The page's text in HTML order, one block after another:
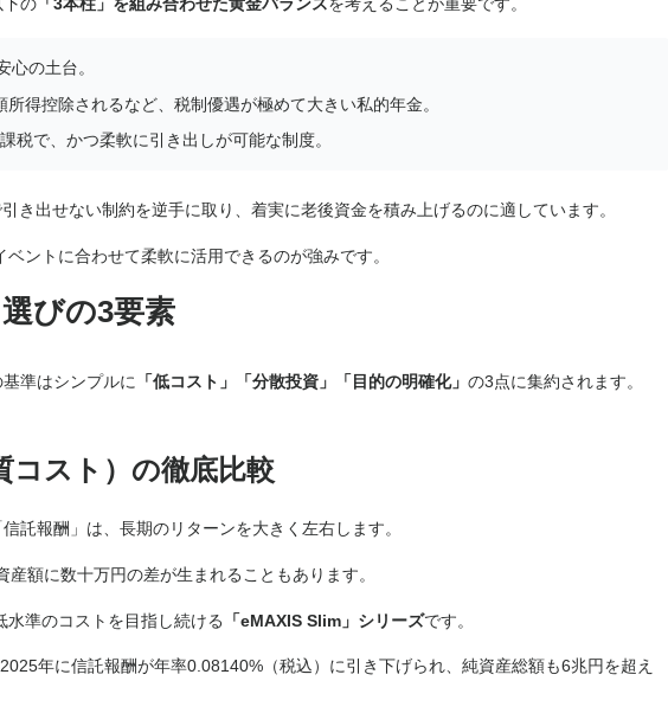
の土台。
得控除されるなど、税制優遇が極めて大きい私的年金。
税で、かつ柔軟に引き出しが可能な制度。
き出せない制約を逆手に取り、着実に老後資金を積み上げるのに適しています。
ントに合わせて柔軟に活用できるのが強みです。
びの3要素
準はシンプルに 「低コスト」「分散投資」「目的の明確化」 の3点に集約されます。
スト）の徹底比較
託報酬」は、長期のリターンを大きく左右します。
額に数十万円の差が生まれることもあります。
準のコストを目指し続ける 「eMAXIS Slim」シリーズです。
年に信託報酬が年率0.08140%（税込）に引き下げられ、純資産総額も6兆円を超え